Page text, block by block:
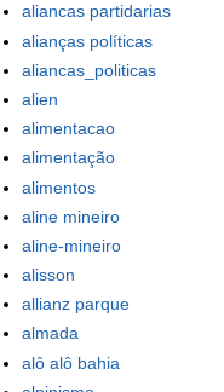
aliancas partidarias
alianças políticas
aliancas_politicas
alien
alimentacao
alimentação
alimentos
aline mineiro
aline-mineiro
alisson
allianz parque
almada
alô alô bahia